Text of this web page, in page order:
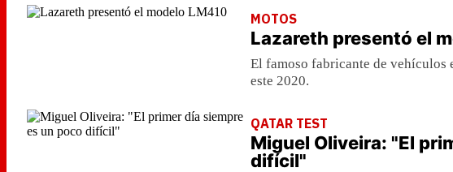
MOTOS
Lazareth presentó el
El famoso fabricante de vehículos
este 2020.
QATAR TEST
Miguel Oliveira: "El
difícil"